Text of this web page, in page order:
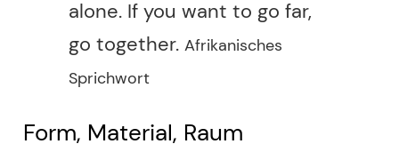
alone. If you want to go far,
go together. Afrikanisches
Sprichwort
Form, Material, Raum